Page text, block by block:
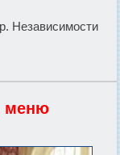
Независимости
меню